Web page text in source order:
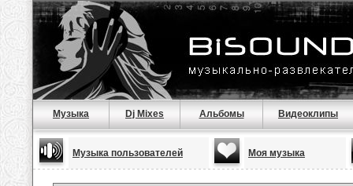
Музыка Dj Mixes Альбомы Видеоклипы
Музыка пользователей Моя музыка